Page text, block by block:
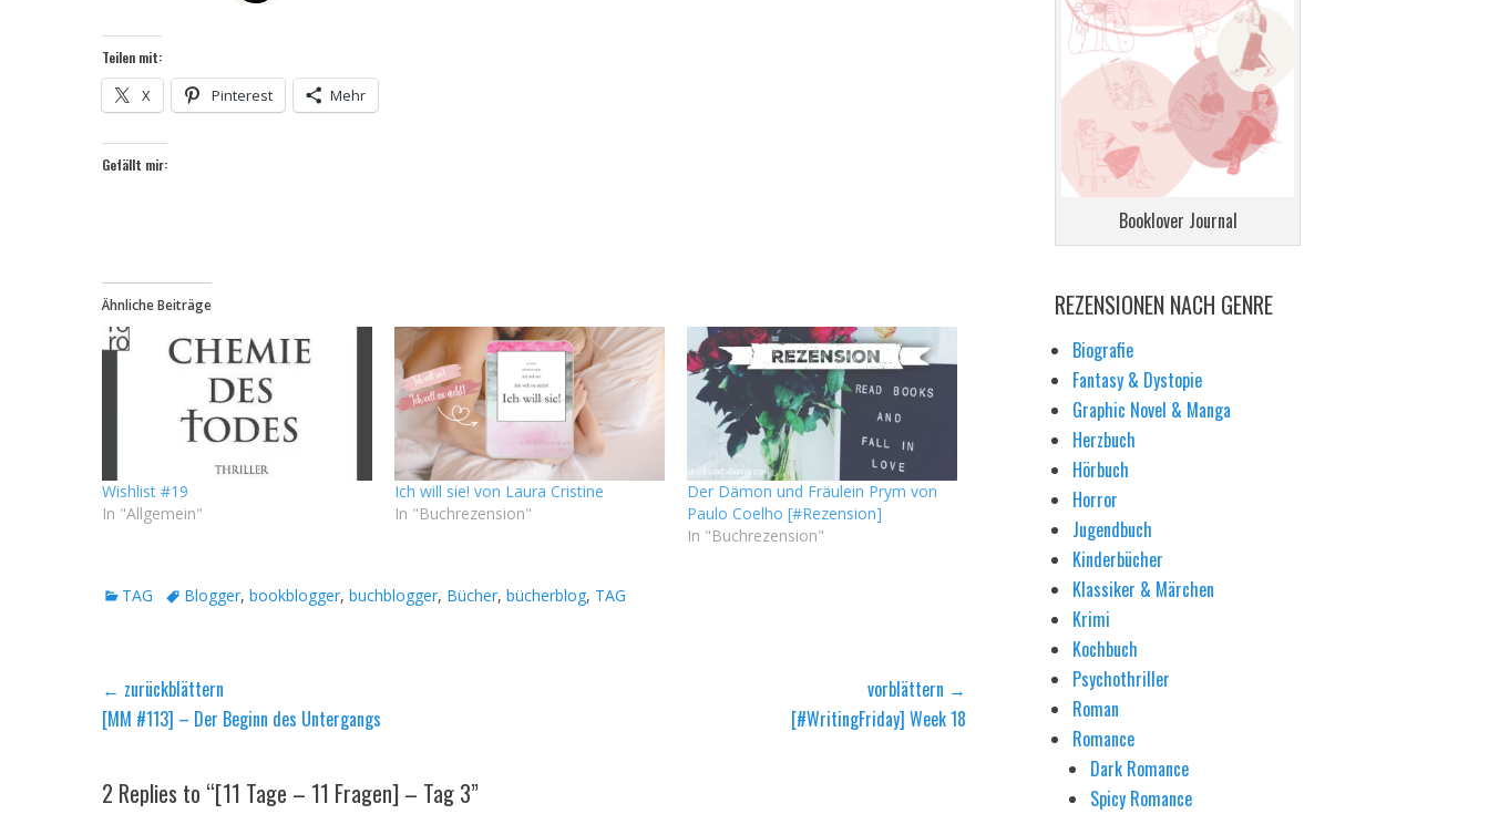
Teilen mit:
X Pinterest Mehr
Gefällt mir:
Ähnliche Beiträge
Wishlist #19
In "Allgemein"
Ich will sie! von Laura Cristine
In "Buchrezension"
Der Dämon und Fräulein Prym von
Paulo Coelho [#Rezension]
In "Buchrezension"
Kategorien
TAG TagsBlogger, bookblogger, buchblogger, Bücher, bücherblog, TAG
Beitragsnavigation
← zurückblättern
Vorheriger
[MM #113] – Der Beginn des Untergangs
vorblättern →
[#WritingFriday] Week 18
2 Replies to “[11 Tage – 11 Fragen] – Tag 3”
Booklover Journal
REZENSIONEN NACH GENRE
Biografie
Fantasy & Dystopie
Graphic Novel & Manga
Herzbuch
Hörbuch
Horror
Jugendbuch
Kinderbücher
Klassiker & Märchen
Krimi
Kochbuch
Psychothriller
Roman
Romance
Dark Romance
Spicy Romance